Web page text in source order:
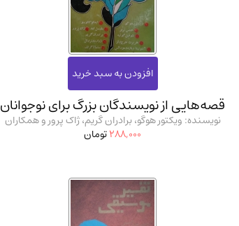
استخدامی و کاریابی دولتی و خصوصی.سوالـات و آزمونها
قصه‌هایی از نویسندگان بزرگ برای نوجوانان
نویسنده: ویکتور هوگو، برادران گریم، ژاک پرور و همکاران
288,000تومان